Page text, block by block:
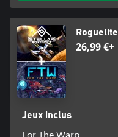
26,99 €+
Jeux inclus
For The Warp